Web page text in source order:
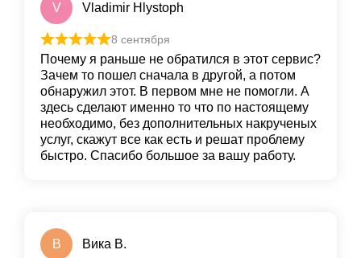
V Vladimir Hlystoph
8 сентября
Почему я раньше не обратился в этот сервис?
Зачем то пошел сначала в другой, а потом
обнаружил этот. В первом мне не помогли. А
здесь сделают именно то что по настоящему
необходимо, без дополнительных накрученых
услуг, скажут все как есть и решат проблему
быстро. Спасибо большое за вашу работу.
В Вика В.